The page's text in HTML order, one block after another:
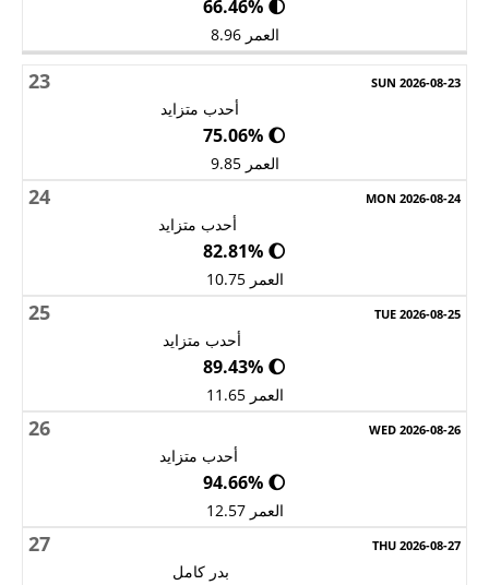
🌓 66.46%
العمر 8.96
23
أحدب متزايد
🌔 75.06%
العمر 9.85
24
أحدب متزايد
🌔 82.81%
العمر 10.75
25
أحدب متزايد
🌔 89.43%
العمر 11.65
26
أحدب متزايد
🌔 94.66%
العمر 12.57
27
بدر كامل